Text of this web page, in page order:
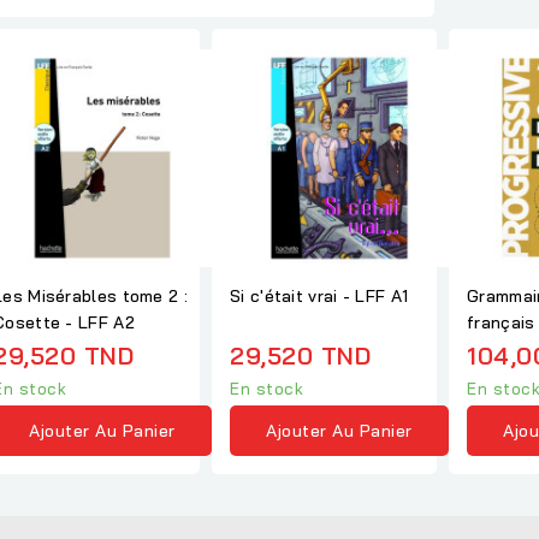
Misérables tome 2 :
- LFF A2
TND
stock
Ajouter Au Panier
Si c'était vrai - LFF A1
29,520 TND
En stock
Ajouter Au Panier
niveau...
En stock